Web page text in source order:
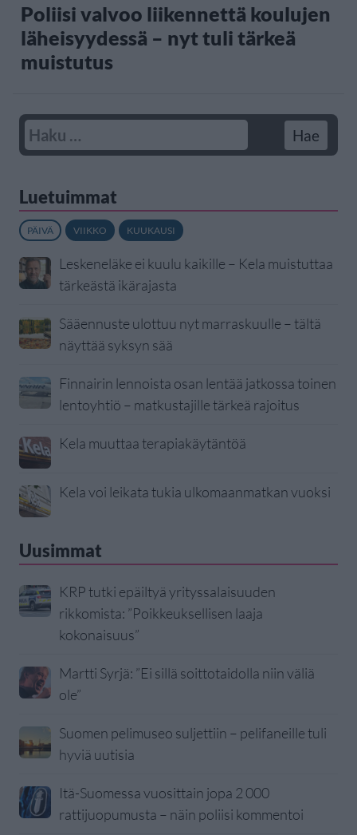
Poliisi valvoo liikennettä koulujen
läheisyydessä – nyt tuli tärkeä
muistutus
Luetuimmat
PÄIVÄ VIIKKO KUUKAUSI
Leskeneläke ei kuulu kaikille – Kela muistuttaa
tärkeästä ikärajasta
Sääennuste ulottuu nyt marraskuulle – tältä
näyttää syksyn sää
Finnairin lennoista osan lentää jatkossa toinen
lentoyhtiö – matkustajille tärkeä rajoitus
Kela muuttaa terapiakäytäntöä
Kela voi leikata tukia ulkomaanmatkan vuoksi
Uusimmat
KRP tutki epäiltyä yrityssalaisuuden
rikkomista: ”Poikkeuksellisen laaja
kokonaisuus”
Martti Syrjä: ”Ei sillä soittotaidolla niin väliä
ole”
Suomen pelimuseo suljettiin – pelifaneille tuli
hyviä uutisia
Itä-Suomessa vuosittain jopa 2 000
rattijuopumusta – näin poliisi kommentoi